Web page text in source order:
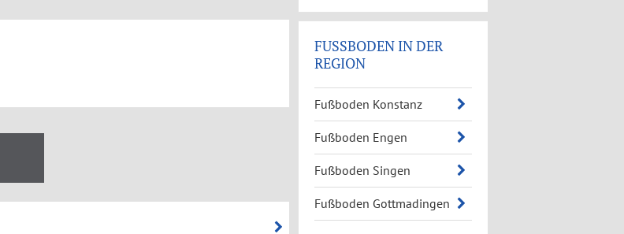
FUSSBODEN IN DER R
EGION
Fußboden Konstanz
Fußboden Engen
Fußboden Singen
Fußboden Gottmadingen